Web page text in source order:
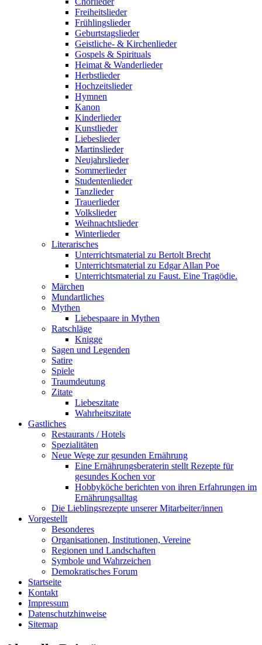
Freiheitslieder
Frühlingslieder
Geburtstagslieder
Geistliche- & Kirchenlieder
Gospels & Spirituals
Heimat & Wanderlieder
Herbstlieder
Hochzeitslieder
Hymnen
Kanon
Kinderlieder
Kunstlieder
Liebeslieder
Martinslieder
Neujahrslieder
Sommerlieder
Studentenlieder
Tanzlieder
Trauerlieder
Volkslieder
Weihnachtslieder
Winterlieder
Literarisches
Unterrichtsmaterial zu Bertolt Brecht
Unterrichtsmaterial zu Edgar Allan Poe
Unterrichtsmaterial zu Faust. Eine Tragödie.
Märchen
Mundartliches
Mythen
Liebespaare in Mythen
Ratschläge
Knigge
Sagen und Legenden
Satire
Spiele
Traumdeutung
Zitate
Liebeszitate
Wahrheitszitate
Gastliches
Restaurants / Hotels
Spezialitäten
Neue Wege zur gesunden Ernährung
Eine Ernährungsberaterin stellt Rezepte für
gesundes Kochen vor
Hobbyköche berichten von ihren Erfahrungen im
Ernährungsalltag
Die Lieblingsrezepte unserer Mitarbeiter/innen
Vorgestellt
Besonderes
Organisationen, Institutionen, Vereine
Regionen und Landschaften
Symbole und Wahrzeichen
Demokratisches Forum
Startseite
Kontakt
Impressum
Datenschutzhinweise
Sitemap